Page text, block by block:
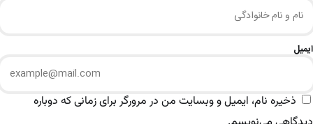
ایمیل
ذخیره نام، ایمیل و وبسایت من در مرورگر برای زمانی که دوباره